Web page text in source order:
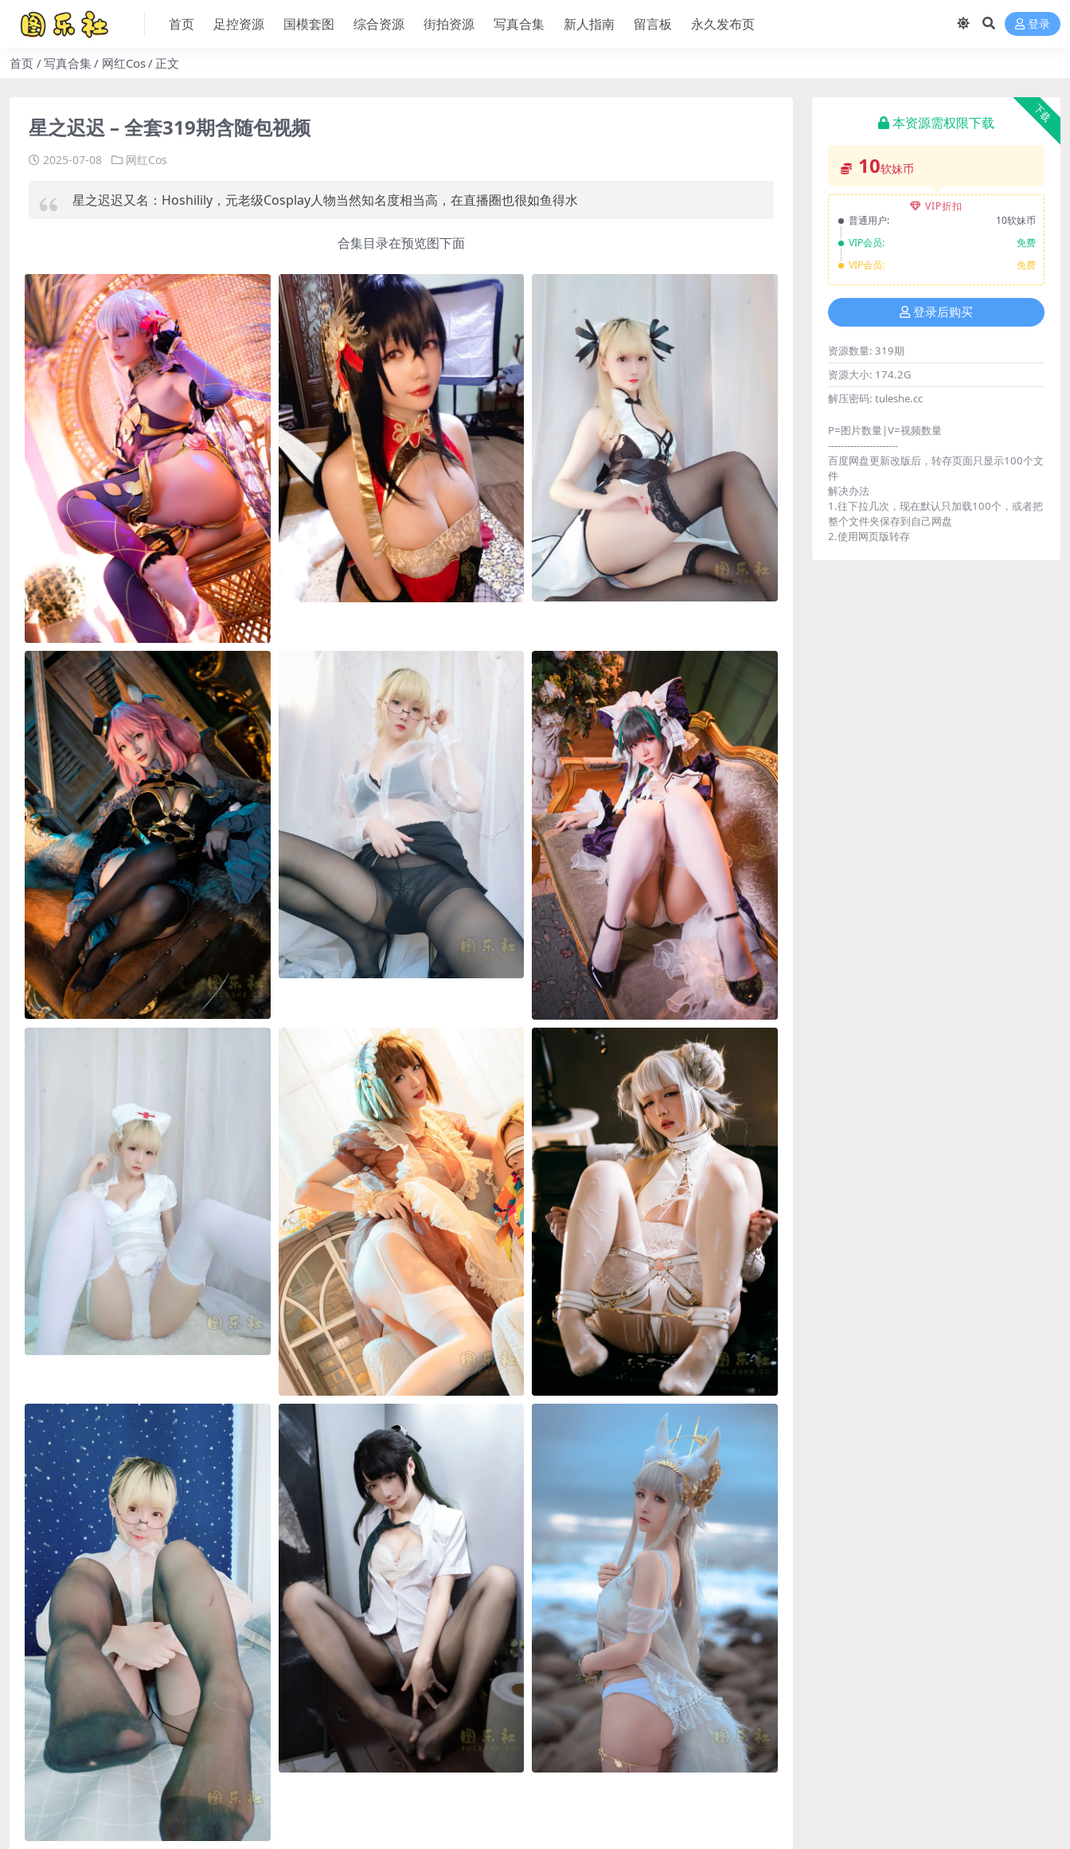
首页 足控资源 国模套图 综合资源 街拍资源 写真合集 新人指南 留言板 永久发布页 登录
首页 写真合集 网红Cos 正文
星之迟迟 – 全套319期含随包视频
2025-07-08 网红Cos
星之迟迟又名：Hoshilily，元老级Cosplay人物当然知名度相当高，在直播圈也很如鱼得水
合集目录在预览图下面
下载
本资源需权限下载
10软妹币
VIP折扣
普通用户:
10软妹币
VIP会员:
免费
VIP会员:
免费
登录后购买
资源数量: 319期
资源大小: 174.2G
解压密码: tuleshe.cc
P=图片数量|V=视频数量
----------------------
百度网盘更新改版后，转存页面只显示100个文
件
解决办法
1.往下拉几次，现在默认只加载100个，或者把
整个文件夹保存到自己网盘
2.使用网页版转存